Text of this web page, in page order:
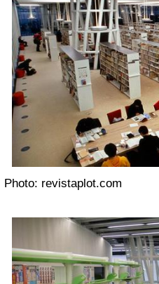
Photo: revistaplot.com